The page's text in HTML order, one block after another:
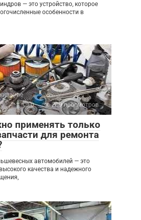
— это устройство, которое
особенности в
0
209 просмотров
применять только
для ремонта
автомобилей — это
качества и надежного